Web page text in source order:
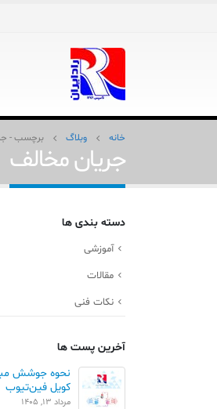
خانه وبلاگ برچسب -
جریان مخالف
دسته بندی ها
آموزشی
مقالات
نکات فنی
آخرین پست ها
نحوه جوشش
کویل فین‌تیوب
مرداد 13, 1405